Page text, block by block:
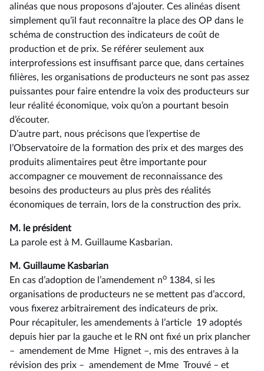
alinéas que nous proposons d’ajouter. Ces alinéas disent
simplement qu’il faut reconnaître la place des OP dans le
schéma de construction des indicateurs de coût de
production et de prix. Se référer seulement aux
interprofessions est insuffisant parce que, dans certaines
filières, les organisations de producteurs ne sont pas assez
puissantes pour faire entendre la voix des producteurs sur
leur réalité économique, voix qu’on a pourtant besoin
d’écouter.
D’autre part, nous précisons que l’expertise de
l’Observatoire de la formation des prix et des marges des
produits alimentaires peut être importante pour
accompagner ce mouvement de reconnaissance des
besoins des producteurs au plus près des réalités
économiques de terrain, lors de la construction des prix.
M. le président
La parole est à M. Guillaume Kasbarian.
M. Guillaume Kasbarian
En cas d’adoption de l’amendement no 1384, si les
organisations de producteurs ne se mettent pas d’accord,
vous fixerez arbitrairement des indicateurs de prix.
Pour récapituler, les amendements à l’article 19 adoptés
depuis hier par la gauche et le RN ont fixé un prix plancher
– amendement de Mme Hignet –, mis des entraves à la
révision des prix – amendement de Mme Trouvé – et